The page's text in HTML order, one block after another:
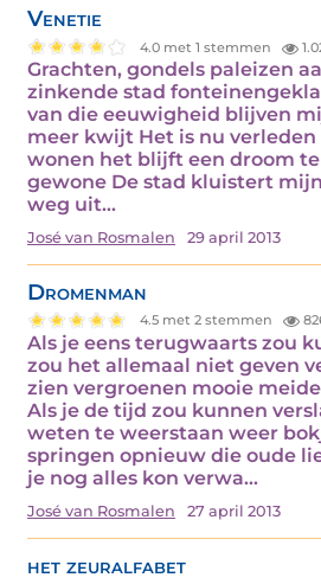
Venetie
4.0 met 1 stemmen
Grachten, gondels paleizen
zinkende stad
van die eeuwigheid blijven
meer kwijt Het is nu
wonen het blijft een droom
gewone De stad kluistert
weg uit...
José van Rosmalen 29 april 2013
Dromenman
4.5 met 2 stemmen
Als je eens terugwaarts zou
zou het allemaal niet geven
zien vergroenen mooie
Als je de tijd zou kunnen
weten te weerstaan weer
springen opnieuw die oude
je nog alles kon verwa...
José van Rosmalen 27 april 2013
het zeuralfabet